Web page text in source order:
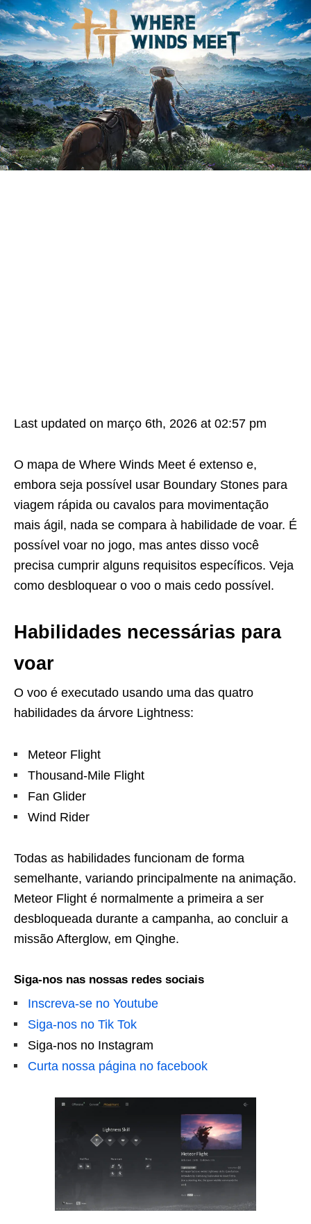
Last updated on março 6th, 2026 at 02:57 pm
O mapa de Where Winds Meet é extenso e,
embora seja possível usar Boundary Stones para
viagem rápida ou cavalos para movimentação
mais ágil, nada se compara à habilidade de voar. É
possível voar no jogo, mas antes disso você
precisa cumprir alguns requisitos específicos. Veja
como desbloquear o voo o mais cedo possível.
Habilidades necessárias para
voar
O voo é executado usando uma das quatro
habilidades da árvore Lightness:
Meteor Flight
Thousand-Mile Flight
Fan Glider
Wind Rider
Todas as habilidades funcionam de forma
semelhante, variando principalmente na animação.
Meteor Flight é normalmente a primeira a ser
desbloqueada durante a campanha, ao concluir a
missão Afterglow, em Qinghe.
Siga-nos nas nossas redes sociais
Inscreva-se no Youtube
Siga-nos no Tik Tok
Siga-nos no Instagram
Curta nossa página no facebook